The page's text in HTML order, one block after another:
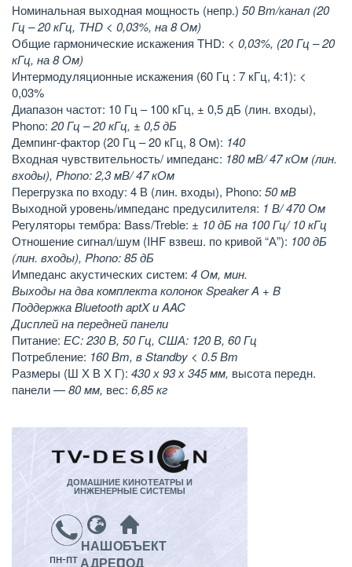
Номинальная выходная мощность (непр.) 50 Вт/канал (20
Гц – 20 кГц, THD < 0,03%, на 8 Ом)
Общие гармонические искажения THD: < 0,03%, (20 Гц – 20
кГц, на 8 Ом)
Интермодуляционные искажения (60 Гц : 7 кГц, 4:1): <
0,03%
Диапазон частот: 10 Гц – 100 кГц, ± 0,5 дБ (лин. входы),
Phono: 20 Гц – 20 кГц, ± 0,5 дБ
Демпинг-фактор (20 Гц – 20 кГц, 8 Ом): 140
Входная чувствительность/ импеданс: 180 мВ/ 47 кОм (лин.
входы), Phono: 2,3 мВ/ 47 кОм
Перегрузка по входу: 4 В (лин. входы), Phono: 50 мВ
Выходной уровень/импеданс предусилителя: 1 В/ 470 Ом
Регуляторы тембра: Bass/Treble: ± 10 дБ на 100 Гц/ 10 кГц
Отношение сигнал/шум (IHF взвеш. по кривой “А”): 100 дБ
(лин. входы), Phono: 85 дБ
Импеданс акустических систем: 4 Ом, мин.
Выходы на два комплекта колонок Speaker A + B
Поддержка Bluetooth aptX и AAC
Дисплей на передней панели
Питание: ЕС: 230 В, 50 Гц, США: 120 В, 60 Гц
Потребление: 160 Вт, в Standby < 0.5 Вт
Размеры (Ш Х В Х Г): 430 х 93 х 345 мм, высота передн.
панели— 80 мм, вес: 6,85 кг